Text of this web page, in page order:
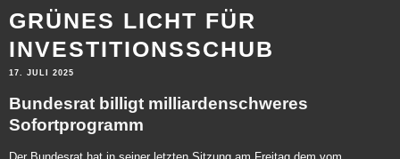
GRÜNES LICHT FÜR
INVESTITIONSSCHUB
17. JULI 2025
Bundesrat billigt milliardenschweres
Sofortprogramm